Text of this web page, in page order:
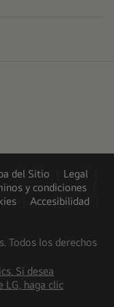
del Sitio
Legal
y condiciones
Accesibilidad
Todos los derechos
Si desea
LG, haga clic(